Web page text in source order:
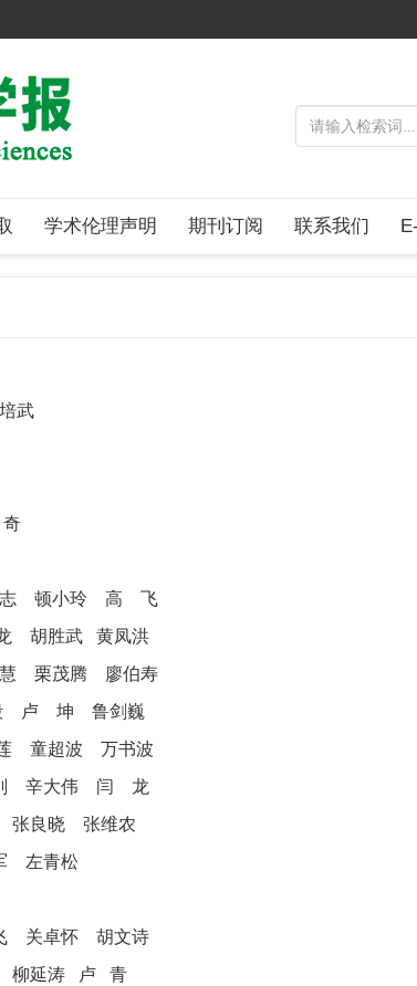
学术伦理声明 期刊订阅 联系我们
武
志 顿小玲 高 飞
胡胜武 黄凤洪
栗茂腾 廖伯寿
卢 坤 鲁剑巍
童超波 万书波
辛大伟 闫 龙
良晓 张维农
左青松
卓怀 胡文诗
延涛 卢 青